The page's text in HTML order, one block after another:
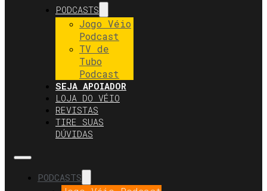
PODCASTS
Jogo Véio
Podcast
TV de
Tubo
Podcast
SEJA APOIADOR
LOJA DO VÉIO
REVISTAS
TIRE SUAS
DÚVIDAS
PODCASTS